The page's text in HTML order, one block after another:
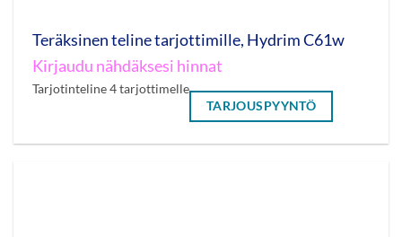
Teräksinen teline tarjottimille, Hydrim C61w
Kirjaudu nähdäksesi hinnat
Tarjotinteline 4 tarjottimelle
TARJOUSPYYNTÖ